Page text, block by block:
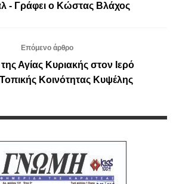
- Γράφει ο Κώστας Βλάχος
Επόμενο άρθρο
Αγίας Κυριακής στον Ιερό
Κοινότητας Κυψέλης